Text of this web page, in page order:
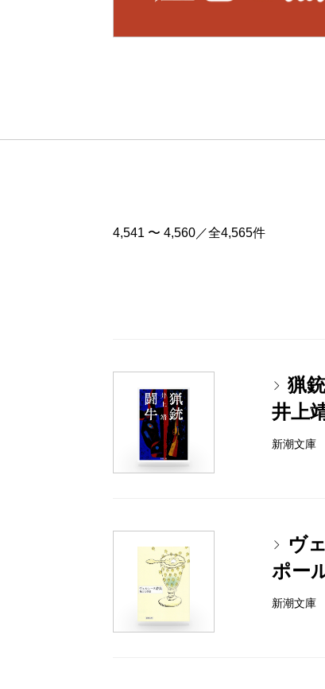
4,541 〜 4,560／全4,565件
猟
井上
新潮文
ヴ
ポー
新潮文